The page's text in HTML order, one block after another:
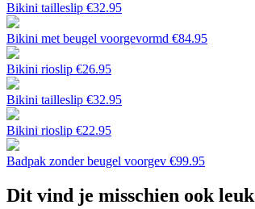
Bikini tailleslip €32.95
Bikini met beugel voorgevormd €84.95
Bikini rioslip €26.95
Bikini tailleslip €32.95
Bikini rioslip €22.95
Badpak zonder beugel voorgev €99.95
Dit vind je misschien ook leuk